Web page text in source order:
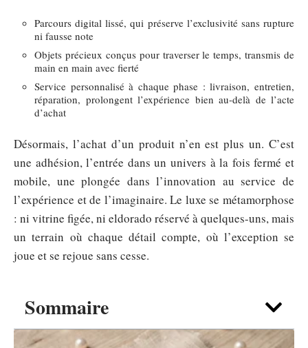
Sommaire
Parcours digital lissé, qui préserve l’exclusivité sans rupture
ni fausse note
Objets précieux conçus pour traverser le temps, transmis de
main en main avec fierté
Service personnalisé à chaque phase : livraison, entretien,
réparation, prolongent l’expérience bien au-delà de l’acte
d’achat
Désormais, l’achat d’un produit n’en est plus un. C’est
une adhésion, l’entrée dans un univers à la fois fermé et
mobile, une plongée dans l’innovation au service de
l’expérience et de l’imaginaire. Le luxe se métamorphose
: ni vitrine figée, ni eldorado réservé à quelques-uns, mais
un terrain où chaque détail compte, où l’exception se
joue et se rejoue sans cesse.